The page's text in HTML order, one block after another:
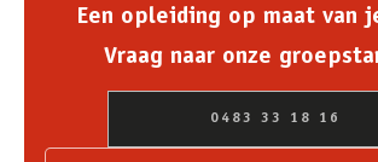
Een opleiding op maat van
Vraag naar onze
0483 33 18 16